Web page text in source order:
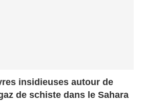
insidieuses autour de
de schiste dans le Sahara